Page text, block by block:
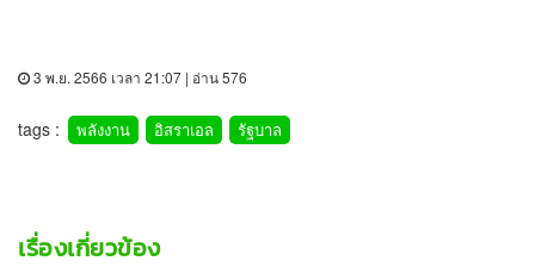
3 พ.ย. 2566 เวลา 21:07 | อ่าน 576
tags : พลังงาน อิสราเอล รัฐบาล
เรื่องเกี่ยวข้อง